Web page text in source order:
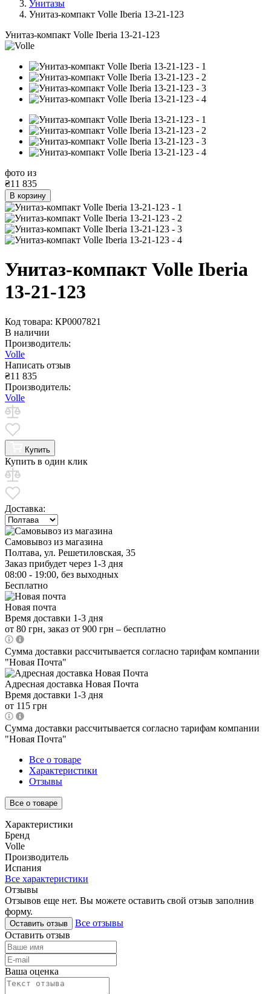
Унитазы
Унитаз-компакт Volle Iberia 13-21-123
Унитаз-компакт Volle Iberia 13-21-123
фото из
₴11 835
В корзину
Унитаз-компакт Volle Iberia
13-21-123
Код товара: КР0007821
В наличии
Производитель:
Volle
Написать отзыв
₴11 835
Производитель:
Volle
Купить
Купить в один клик
Доставка:
Самовывоз из магазина
Полтава, ул. Решетиловская, 35
Заказ прибудет через 1-3 дня
08:00 - 19:00, без выходных
Бесплатно
Новая почта
Время доставки 1-3 дня
от 80 грн, заказ от 900 грн – бесплатно
Сумма доставки рассчитывается согласно тарифам компании
"Новая Почта"
Адресная доставка Новая Почта
Время доставки 1-3 дня
от 115 грн
Сумма доставки рассчитывается согласно тарифам компании
"Новая Почта"
Все о товаре
Характеристики
Отзывы
Все о товаре
Характеристики
Бренд
Volle
Производитель
Испания
Все характеристики
Отзывы
Отзывов еще нет. Вы можете оставить свой отзыв заполнив
форму.
Оставить отзыв
Все отзывы
Оставить отзыв
Ваша оценка